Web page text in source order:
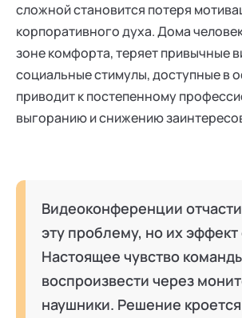
Межрегиональной
женского бизнеса
сложной становится потеря
корпоративного духа. Дома
зоне комфорта, теряет привычные
социальные стимулы, доступные в
приводит к постепенному
выгоранию и снижению
Видеоконференции
эту проблему, но их
Настоящее чувство
воспроизвести через
наушники. Решение